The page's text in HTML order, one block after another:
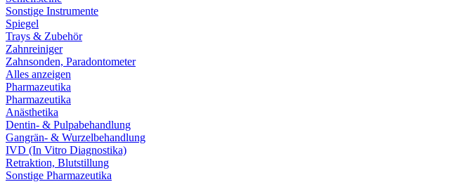
Sonstige Instrumente
Spiegel
Trays & Zubehör
Zahnreiniger
Zahnsonden, Paradontometer
Alles anzeigen
Pharmazeutika
Pharmazeutika
Anästhetika
Dentin- & Pulpabehandlung
Gangrän- & Wurzelbehandlung
IVD (In Vitro Diagnostika)
Retraktion, Blutstillung
Sonstige Pharmazeutika